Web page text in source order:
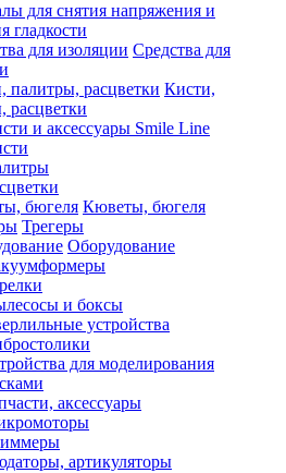
для снятия напряжения и
гладкости
Средства для
Кисти,
расцветки
и аксессуары Smile Line
Кюветы, бюгеля
Трегеры
Оборудование
и боксы
устройства
для моделирования
аксессуары